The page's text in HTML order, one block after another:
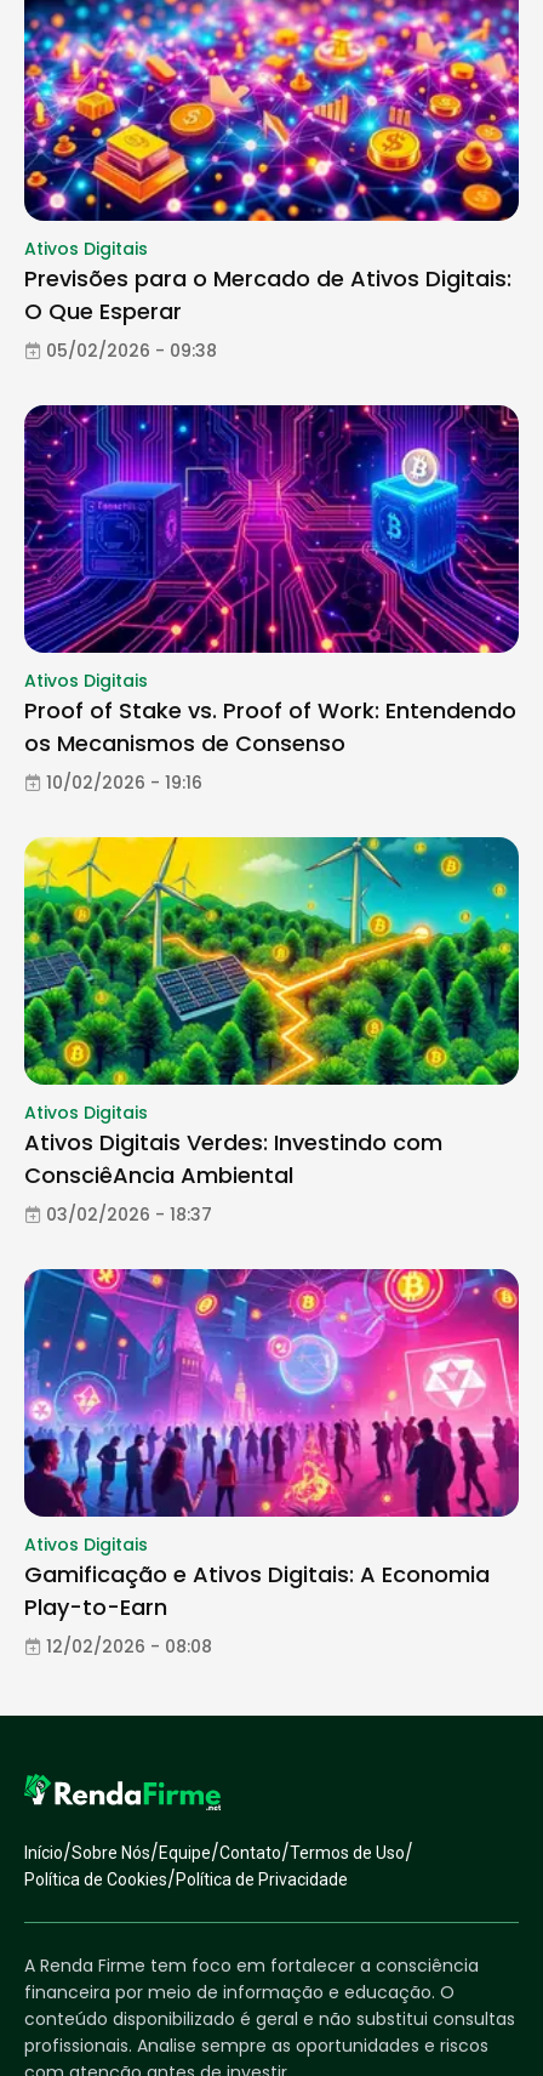
Ativos Digitais
Previsões para o Mercado de Ativos Digitais:
O Que Esperar
05/02/2026 - 09:38
Ativos Digitais
Proof of Stake vs. Proof of Work: Entendendo
os Mecanismos de Consenso
10/02/2026 - 19:16
Ativos Digitais
Ativos Digitais Verdes: Investindo com
ConsciêAncia Ambiental
03/02/2026 - 18:37
Ativos Digitais
Gamificação e Ativos Digitais: A Economia
Play-to-Earn
12/02/2026 - 08:08
Início/Sobre Nós/Equipe/Contato/Termos de Uso/
Política de Cookies/Política de Privacidade
A Renda Firme tem foco em fortalecer a consciência
financeira por meio de informação e educação. O
conteúdo disponibilizado é geral e não substitui consultas
profissionais. Analise sempre as oportunidades e riscos